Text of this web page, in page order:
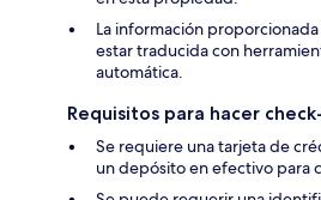
La información
estar traducida con
automática.
Requisitos para hacer
Se requiere una tarjeta de
un depósito en efectivo para